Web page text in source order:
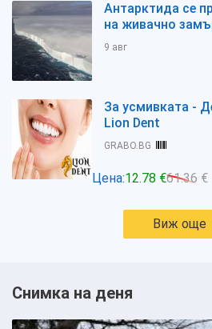
Антарктида се
на живачно
9 авг
За усмивката -
Lion Dent
GRABO.BG
Цена:12.78 €61.36 €
Виж още
Снимка на деня